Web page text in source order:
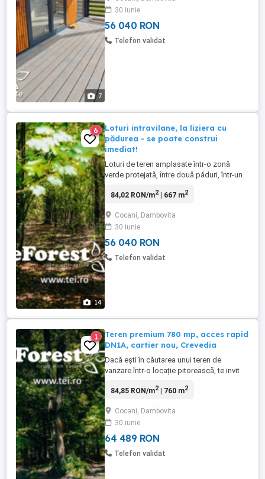
7
zonă care deja prinde contur rezidențial,
nu e doar plan ...
30 iunie
56 040 RON
Telefon validat
14
6
Loturi intravilane, la liziera cu
pădurea - se poate construi
imediat!
Loturi de teren amplasate într-o zonă
verde protejată, între două păduri, într-un
Șoseaua de Centură. Liniște, aer curat și
ideală pentru cei care își doresc o locuință
la marginea naturii, fără să renunțe la ...
84,02 RON/m2| 667 m2
Cocani, Dambovita
30 iunie
56 040 RON
Telefon validat
1
Teren premium 780 mp, acces rapid
DN1A, cartier nou, Crevedia
Dacă ești în căutarea unui teren de
vanzare într-o locație pitorească, te invit
din localitatea Cocani, judetul Dambovita.
un teren generos de 800 de metri patrati,
ideal pentru construirea casei visurilor
tale. Cu Promoția ...
84,85 RON/m2| 760 m2
Cocani, Dambovita
30 iunie
64 489 RON
Telefon validat